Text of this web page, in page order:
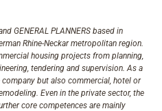
GENERAL PLANNERS based in
Rhine-Neckar metropolitan region.
housing projects from planning,
tendering and supervision. As a
but also commercial, hotel or
Even in the private sector, the
core competences are mainly